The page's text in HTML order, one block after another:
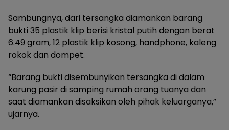
Sambungnya, dari tersangka diamankan barang
bukti 35 plastik klip berisi kristal putih dengan berat
6.49 gram, 12 plastik klip kosong, handphone, kaleng
rokok dan dompet.
“Barang bukti disembunyikan tersangka di dalam
karung pasir di samping rumah orang tuanya dan
saat diamankan disaksikan oleh pihak keluarganya,”
ujarnya.